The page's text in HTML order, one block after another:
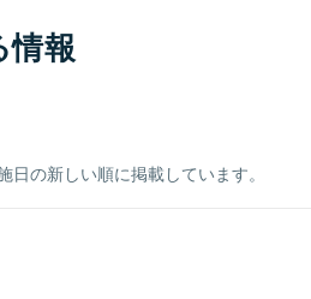
情報
の新しい順に掲載しています。